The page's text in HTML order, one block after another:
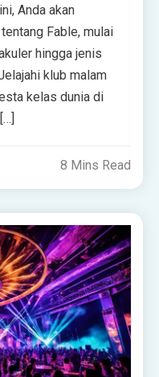
Anda akan
Fable, mulai
hingga jenis
klub malam
kelas dunia di
8 Mins Read